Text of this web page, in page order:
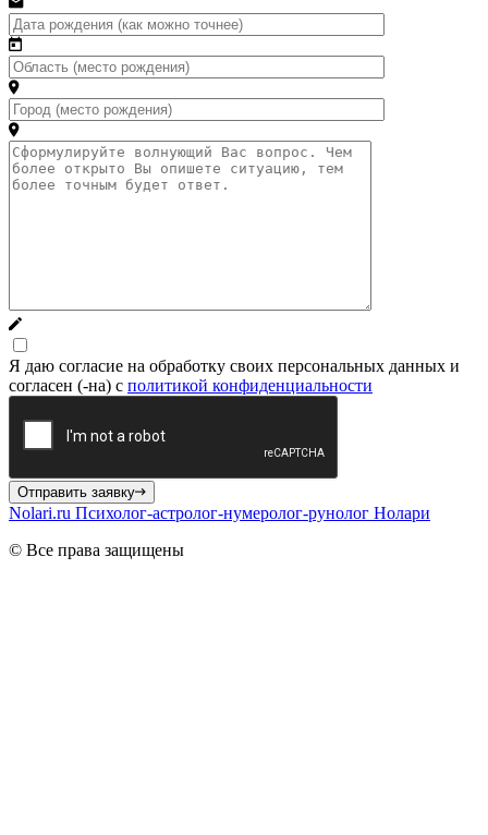
Я даю согласие на обработку своих персональных данных и
согласен (-на) с политикой конфиденциальности
Отправить заявку
Nolari.ru Психолог-астролог-нумеролог-рунолог Нолари
© Все права защищены